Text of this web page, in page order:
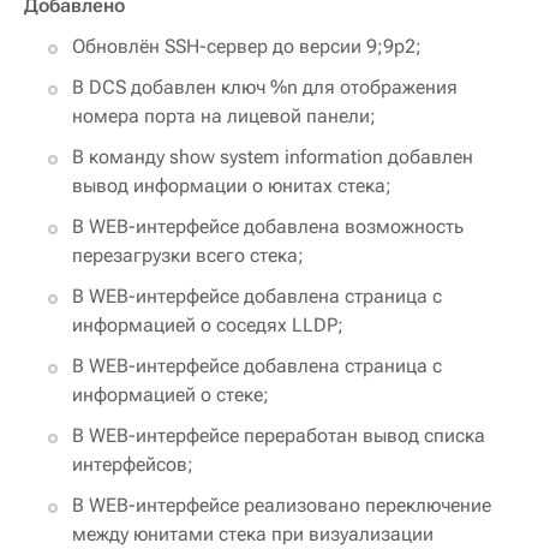
Добавлено
Обновлён SSH-сервер до версии 9;9p2;
В DCS добавлен ключ %n для отображения
номера порта на лицевой панели;
В команду show system information добавлен
вывод информации о юнитах стека;
В WEB-интерфейсе добавлена возможность
перезагрузки всего стека;
В WEB-интерфейсе добавлена страница с
информацией о соседях LLDP;
В WEB-интерфейсе добавлена страница с
информацией о стеке;
В WEB-интерфейсе переработан вывод списка
интерфейсов;
В WEB-интерфейсе реализовано переключение
между юнитами стека при визуализации